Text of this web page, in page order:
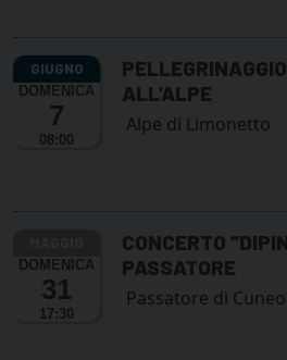
DOMENICA
7
08:00
ALL’ALPE
Alpe di Limonetto
DOMENICA
31
17:30
CONCERTO
PASSATORE
Passatore di Cuneo